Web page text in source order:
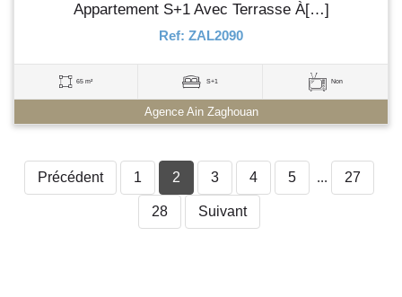
Appartement S+1 Avec Terrasse À[…]
Ref: ZAL2090
65 m² S+1 Non
Agence Ain Zaghouan
Précédent 1 2 3 4 5 ... 27
28 Suivant